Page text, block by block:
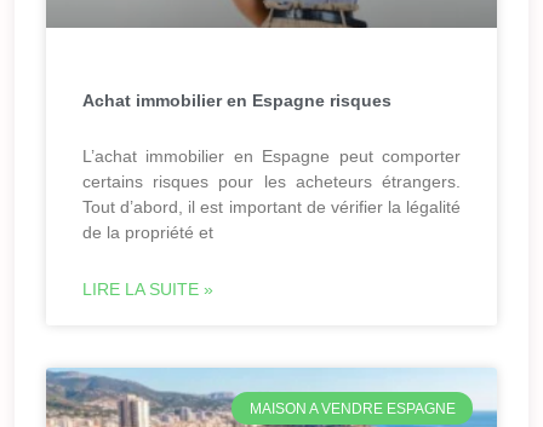
Achat immobilier en Espagne risques
L’achat immobilier en Espagne peut comporter
certains risques pour les acheteurs étrangers.
Tout d’abord, il est important de vérifier la légalité
de la propriété et
LIRE LA SUITE »
MAISON A VENDRE ESPAGNE